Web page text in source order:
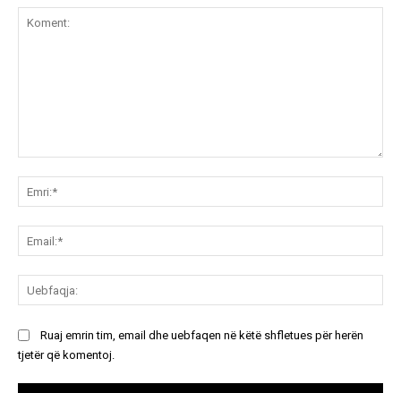
Ruaj emrin tim, email dhe uebfaqen në këtë shfletues për herën
tjetër që komentoj.